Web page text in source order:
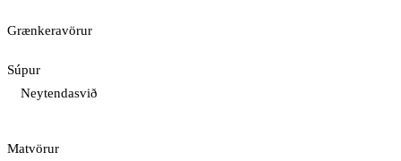
Grænkeravörur
Súpur
Neytendasvið
Matvörur